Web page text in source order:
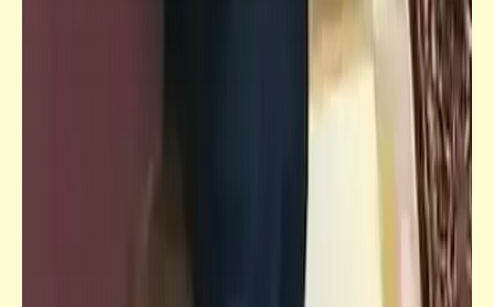
لغز أبو الهول والبوابات الخفية | الكذبة التي
خدعت الجميع